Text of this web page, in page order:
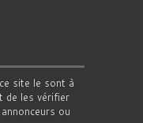
site le sont à
de les vérifier
ou